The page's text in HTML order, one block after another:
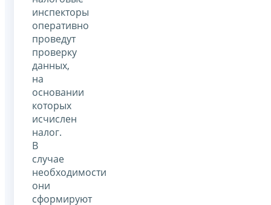
инспекторы
оперативно
проведут
проверку
данных,
на
основании
которых
исчислен
налог.
В
случае
необходимости
они
сформируют